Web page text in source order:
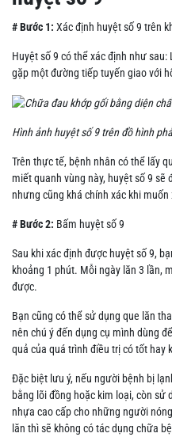
# Bước 1: Xác định huyệt số 9 trên
Huyệt số 9 có thể xác định như
gặp một đường tiếp tuyến giao với
Hình ảnh huyệt số 9 trên đồ hình
Trên thực tế, bệnh nhân có thể lấy
miết quanh vùng này, huyệt số 9
nhưng cũng khá chính xác khi
# Bước 2: Bấm huyệt số 9
Sau khi xác định được huyệt số 9,
khoảng 1 phút. Mỗi ngày lăn 3 lần,
được.
Bạn cũng có thể sử dụng que lăn
nên chú ý đến dụng cụ mình dùng
quả của quá trình điều trị có tốt hay
Đặc biệt lưu ý, nếu người bệnh bị
bằng lõi đồng hoặc kim loại, còn
nhựa cao cấp cho những người
lăn thì sẽ không có tác dụng chữa